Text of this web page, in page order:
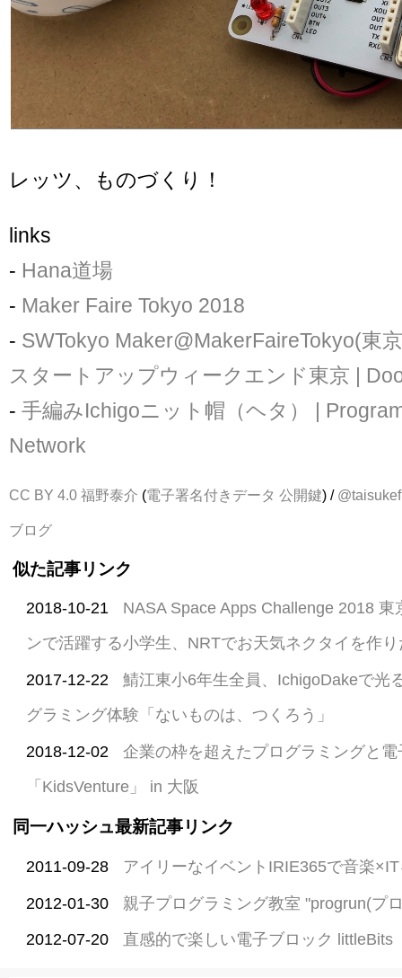
レッツ、ものづくり！
links
- Hana道場
- Maker Faire Tokyo 2018
- SWTokyo Maker@MakerFaireTokyo(東
スタートアップウィークエンド東京 |
- 手編みIchigoニット帽（ヘタ） |
Network
CC BY 4.0 福野泰介 (電子署名付きデータ 公開鍵) / @taisukef
ブログ
似た記事リンク
2018-10-21
NASA Space Apps Challenge 2018
ンで活躍する小学生、NRTでお天気ネクタイを作
2017-12-22
鯖江東小6年生全員、IchigoDakeで光
グラミング体験「ないものは、つくろう」
2018-12-02
企業の枠を超えたプログラミングと
「KidsVenture」 in 大阪
同一ハッシュ最新記事リンク
2011-09-28 アイリーなイベントIRIE365で音楽
2012-01-30 親子プログラミング教室 "progrun(プ
2012-07-20 直感的で楽しい電子ブロック littleBits